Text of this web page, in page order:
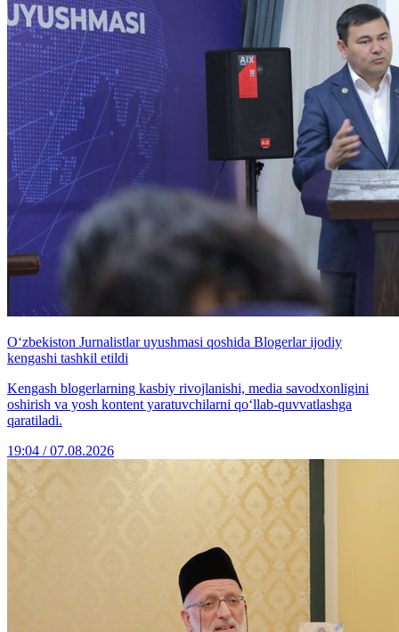
O‘zbekiston Jurnalistlar uyushmasi qoshida Blogerlar ijodiy
kengashi tashkil etildi
Kengash blogerlarning kasbiy rivojlanishi, media savodxonligini
oshirish va yosh kontent yaratuvchilarni qo‘llab-quvvatlashga
qaratiladi.
19:04 / 07.08.2026